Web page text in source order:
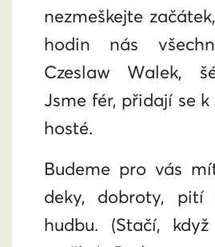
nezmeškejte
hodin nás
Czeslaw Walek,
Jsme fér, přidají se
hosté.
Budeme pro vás
deky, dobroty, pití
hudbu. (Stačí,